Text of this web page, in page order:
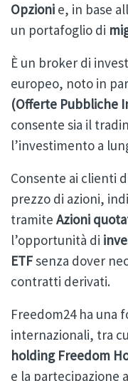
Opzioni e, in base
un portafoglio di
È un broker di
europeo, noto in
(Offerte Pubbliche
consente sia il
l’investimento a
Consente ai clienti
prezzo di azioni,
tramite Azioni
l’opportunità di
ETFsenza dover
contratti derivati.
Freedom24 ha una
internazionali, tra
holding Freedom
e la partecipazione